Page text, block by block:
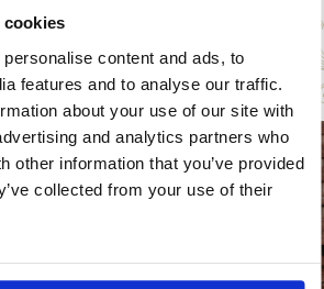
cookies
content and ads, to
features and to analyse our traffic.
about your use of our site with
and analytics partners who
other information that you’ve provided
collected from your use of their
VIP et des visites privées de
Village avec des réductions
exclusives.